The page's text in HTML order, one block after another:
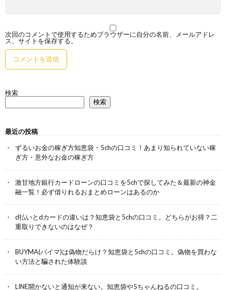
次回のコメントで使用するためブラウザーに自分の名前、メールアドレ
ス、サイトを保存する。
検索
検索
最近の投稿
ずるいお金の稼ぎ方知恵袋・5chの口コミ！あまり知られていない稼
ぎ方・意外なお金の稼ぎ方
激甘地方銀行カードローンの口コミを5chで探してみた＆最新の神金
融一覧！必ず借りれるおまとめローンはあるのか
d払いとdカードの違いは？知恵袋と5chの口コミ。どちらがお得？二
重取りできないのはなぜ？
BUYMA(バイマ)は偽物だらけ？知恵袋と5chの口コミ。偽物を買わな
い方法と騙された体験談
LINE開かないと通知が来ない。知恵袋や5ちゃんねるの口コミ。